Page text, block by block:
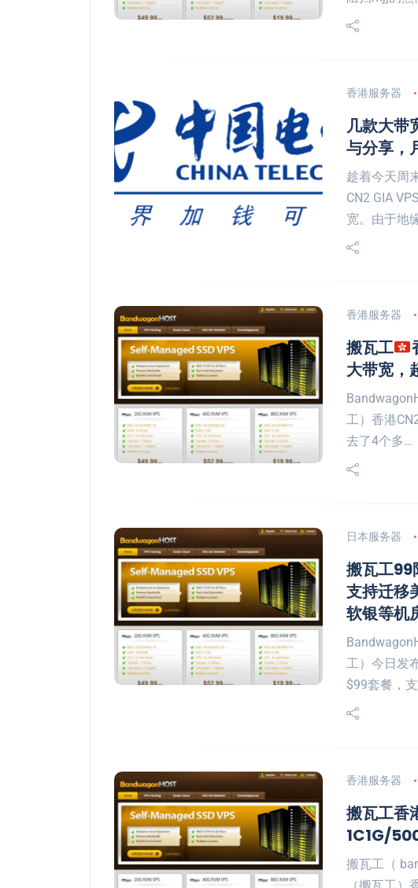
香港服务器
几款大带
与分享，
趁着今天周
CN2 GIA
宽。由于地
香港服务器
搬瓦工
大带宽，
工）香港
去了4个多…
日本服务器
搬瓦工99
支持迁移
软银等机
工）今日发
$99套餐，
香港服务器
搬瓦工香
1C1G/
搬瓦工（